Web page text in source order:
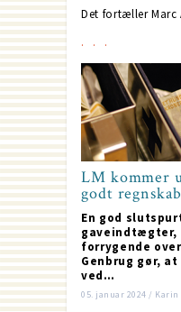
Det fortæller
LM kommer
godt regnskab
En god
gaveindtægter,
forrygende
Genbrug gør,
ved…
05. januar 2024 / Karin